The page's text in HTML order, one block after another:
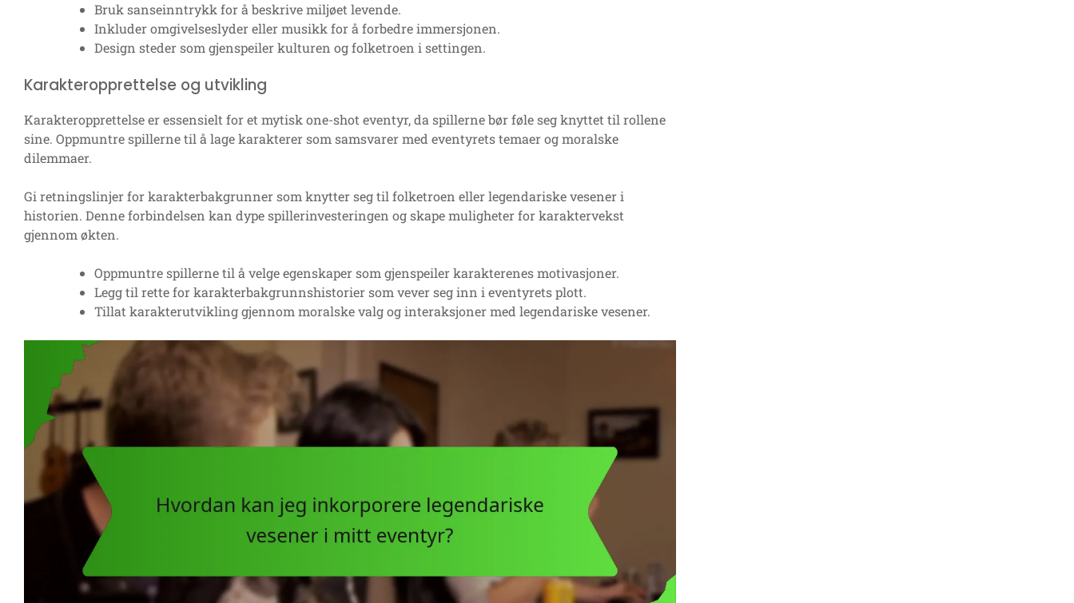
Bruk sanseinntrykk for å beskrive miljøet levende.
Inkluder omgivelseslyder eller musikk for å forbedre immersjonen.
Design steder som gjenspeiler kulturen og folketroen i settingen.
Karakteropprettelse og utvikling
Karakteropprettelse er essensielt for et mytisk one-shot eventyr, da spillerne bør føle seg knyttet til rollene
sine. Oppmuntre spillerne til å lage karakterer som samsvarer med eventyrets temaer og moralske
dilemmaer.
Gi retningslinjer for karakterbakgrunner som knytter seg til folketroen eller legendariske vesener i
historien. Denne forbindelsen kan dype spillerinvesteringen og skape muligheter for karaktervekst
gjennom økten.
Oppmuntre spillerne til å velge egenskaper som gjenspeiler karakterenes motivasjoner.
Legg til rette for karakterbakgrunnshistorier som vever seg inn i eventyrets plott.
Tillat karakterutvikling gjennom moralske valg og interaksjoner med legendariske vesener.